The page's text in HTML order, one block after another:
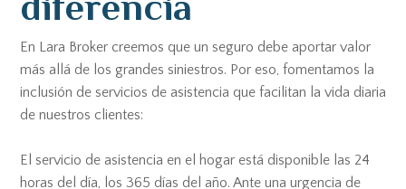
En Lara Broker creemos que un seguro debe aportar valor
más allá de los grandes siniestros. Por eso, fomentamos la
inclusión de servicios de asistencia que facilitan la vida diaria
de nuestros clientes:
El servicio de asistencia en el hogar está disponible las 24
horas del día, los 365 días del año. Ante una urgencia de